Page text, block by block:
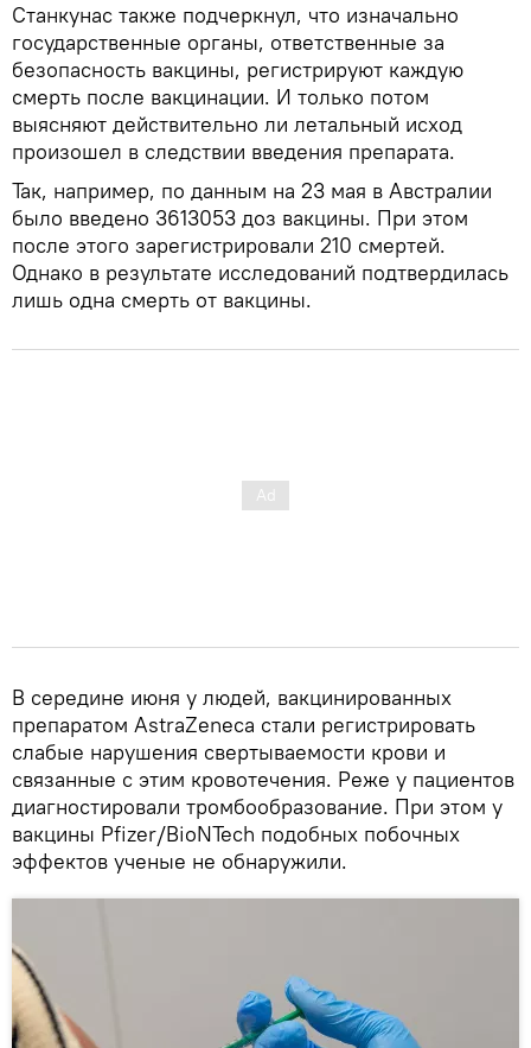
Станкунас также подчеркнул, что изначально
государственные органы, ответственные за
безопасность вакцины, регистрируют каждую
смерть после вакцинации. И только потом
выясняют действительно ли летальный исход
произошел в следствии введения препарата.
Так, например, по данным на 23 мая в Австралии
было введено 3613053 доз вакцины. При этом
после этого зарегистрировали 210 смертей.
Однако в результате исследований подтвердилась
лишь одна смерть от вакцины.
В середине июня у людей, вакцинированных
препаратом AstraZeneca стали регистрировать
слабые нарушения свертываемости крови и
связанные с этим кровотечения. Реже у пациентов
диагностировали тромбообразование. При этом у
вакцины Pfizer/BioNTech подобных побочных
эффектов ученые не обнаружили.